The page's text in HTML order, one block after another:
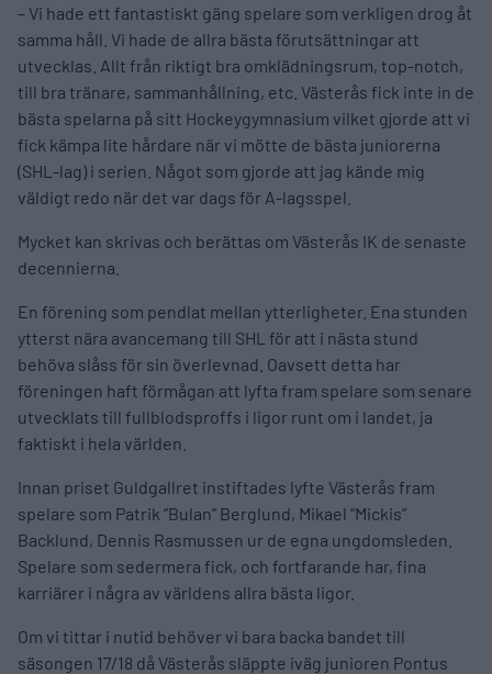
– Vi hade ett fantastiskt gäng spelare som verkligen drog åt
samma håll. Vi hade de allra bästa förutsättningar att
utvecklas. Allt från riktigt bra omklädningsrum, top-notch,
till bra tränare, sammanhållning, etc. Västerås fick inte in de
bästa spelarna på sitt Hockeygymnasium vilket gjorde att vi
fick kämpa lite hårdare när vi mötte de bästa juniorerna
(SHL-lag) i serien. Något som gjorde att jag kände mig
väldigt redo när det var dags för A-lagsspel.
Mycket kan skrivas och berättas om Västerås IK de senaste
decennierna.
En förening som pendlat mellan ytterligheter. Ena stunden
ytterst nära avancemang till SHL för att i nästa stund
behöva slåss för sin överlevnad. Oavsett detta har
föreningen haft förmågan att lyfta fram spelare som senare
utvecklats till fullblodsproffs i ligor runt om i landet, ja
faktiskt i hela världen.
Innan priset Guldgallret instiftades lyfte Västerås fram
spelare som Patrik ”Bulan” Berglund, Mikael ”Mickis”
Backlund, Dennis Rasmussen ur de egna ungdomsleden.
Spelare som sedermera fick, och fortfarande har, fina
karriärer i några av världens allra bästa ligor.
Om vi tittar i nutid behöver vi bara backa bandet till
säsongen 17/18 då Västerås släppte iväg junioren Pontus